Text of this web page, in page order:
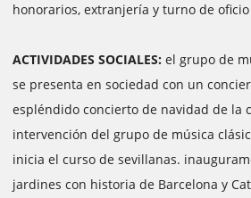
honorarios, extranjería y turno de oficio
ACTIVIDADES SOCIALES: el grupo de
se presenta en sociedad con un
espléndido concierto de navidad de la
intervención del grupo de música
inicia el curso de sevillanas.
jardines con historia de Barcelona y